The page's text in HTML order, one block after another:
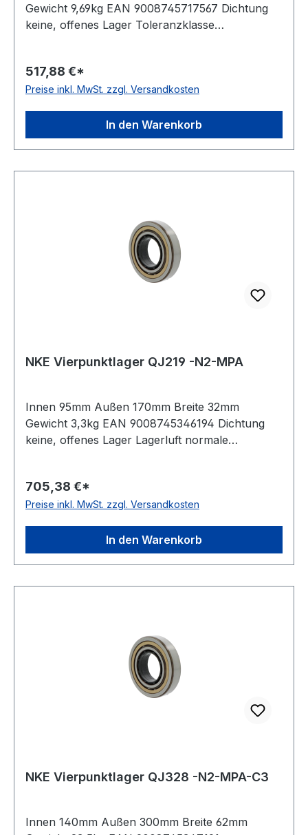
Gewicht 9,69kg EAN 9008745717567 Dichtung
keine, offenes Lager Toleranzklasse
Temperaturbereich -30 bis +150°C Nut(en) im
Außenring zwei um 180 Grad versetzte
517,88 €*
Preise inkl. MwSt. zzgl. Versandkosten
In den Warenkorb
NKE Vierpunktlager QJ219 -N2-MPA
Innen 95mm Außen 170mm Breite 32mm
Gewicht 3,3kg EAN 9008745346194 Dichtung
keine, offenes Lager Lagerluft normale
Außenring zwei um 180 Grad versetzte
Haltenuten im Außenring Toleranzklasse
geteilter Innenring
705,38 €*
Preise inkl. MwSt. zzgl. Versandkosten
In den Warenkorb
NKE Vierpunktlager QJ328 -N2-MPA-C3
Innen 140mm Außen 300mm Breite 62mm